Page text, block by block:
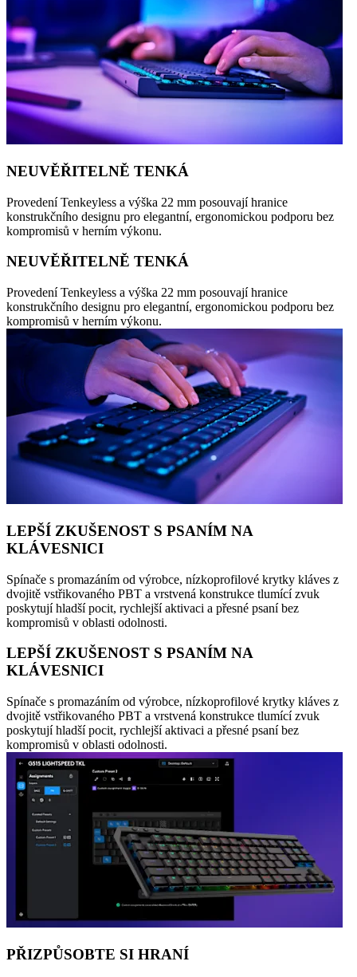
NEUVĚŘITELNĚ TENKÁ
Provedení Tenkeyless a výška 22 mm posouvají hranice
konstrukčního designu pro elegantní, ergonomickou podporu bez
kompromisů v herním výkonu.
NEUVĚŘITELNĚ TENKÁ
Provedení Tenkeyless a výška 22 mm posouvají hranice
konstrukčního designu pro elegantní, ergonomickou podporu bez
kompromisů v herním výkonu.
LEPŠÍ ZKUŠENOST S PSANÍM NA
KLÁVESNICI
Spínače s promazáním od výrobce, nízkoprofilové krytky kláves z
dvojitě vstřikovaného PBT a vrstvená konstrukce tlumící zvuk
poskytují hladší pocit, rychlejší aktivaci a přesné psaní bez
kompromisů v oblasti odolnosti.
LEPŠÍ ZKUŠENOST S PSANÍM NA
KLÁVESNICI
Spínače s promazáním od výrobce, nízkoprofilové krytky kláves z
dvojitě vstřikovaného PBT a vrstvená konstrukce tlumící zvuk
poskytují hladší pocit, rychlejší aktivaci a přesné psaní bez
kompromisů v oblasti odolnosti.
PŘIZPŮSOBTE SI HRANÍ